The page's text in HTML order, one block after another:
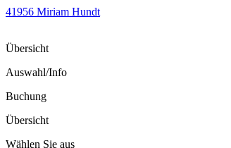
41956 Miriam Hundt
Übersicht
Auswahl/Info
Buchung
Übersicht
Wählen Sie aus